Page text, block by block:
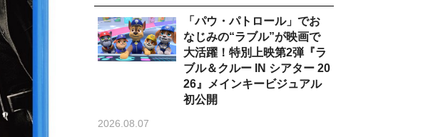
「パウ・パトロール」でお
なじみの“ラブル”が映画で
大活躍！特別上映第2弾『ラ
ブル＆クルー IN シアター 20
26』メインキービジュアル
初公開
2026.08.07